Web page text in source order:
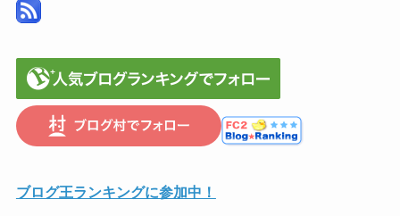
ブログ王ランキングに参加中！